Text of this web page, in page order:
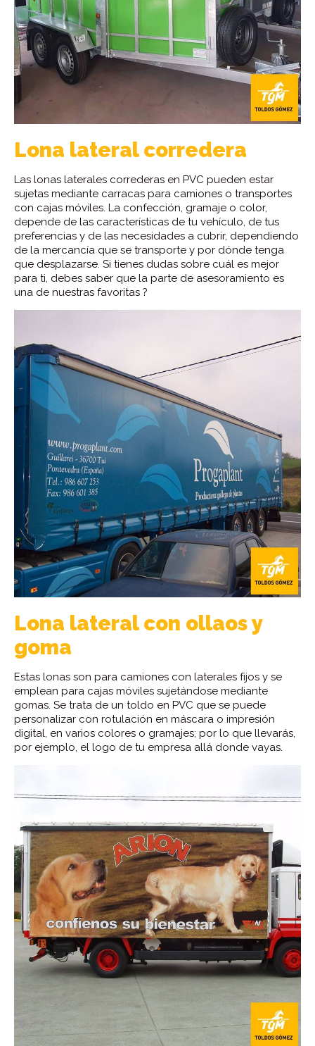
Lona lateral corredera
Las lonas laterales correderas en PVC pueden estar
sujetas mediante carracas para camiones o transportes
con cajas móviles. La confección, gramaje o color,
depende de las características de tu vehículo, de tus
preferencias y de las necesidades a cubrir, dependiendo
de la mercancía que se transporte y por dónde tenga
que desplazarse. Si tienes dudas sobre cuál es mejor
para ti, debes saber que la parte de asesoramiento es
una de nuestras favoritas ?
Lona lateral con ollaos y
goma
Estas lonas son para camiones con laterales fijos y se
emplean para cajas móviles sujetándose mediante
gomas. Se trata de un toldo en PVC que se puede
personalizar con rotulación en máscara o impresión
digital, en varios colores o gramajes; por lo que llevarás,
por ejemplo, el logo de tu empresa allá donde vayas.